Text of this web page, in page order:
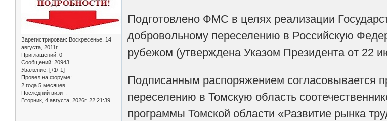
Зарегистрирован: Воскресенье, 14
августа, 2011г.
Приглашений: 0
Сообщений: 20943
Уважение: [+1/-1]
Провел на форуме:
2 года 5 месяцев
Последний визит:
Вторник, 4 августа, 2026г. 22:21:39
Подготовлено ФМС в целях реализации
добровольному переселению в Российскую
рубежом (утверждена Указом Президента от 22
Подписанным распоряжением согласовывается
переселению в Томскую область
программы Томской области «Развитие рынка